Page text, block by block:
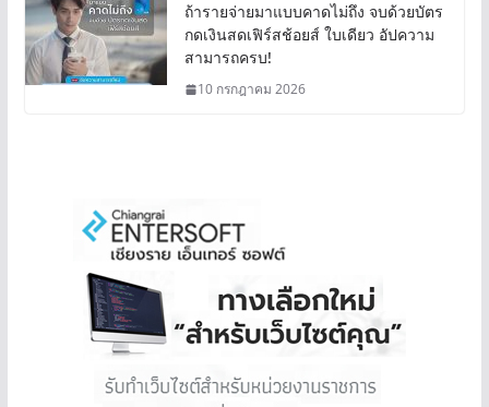
ถ้ารายจ่ายมาแบบคาดไม่ถึง จบด้วยบัตร
กดเงินสดเฟิร์สช้อยส์ ใบเดียว อัปความ
สามารถครบ!
10 กรกฎาคม 2026